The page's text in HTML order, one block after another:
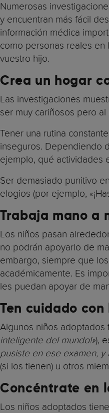
Numerosas
y encuentran más fácil
información médica
como personas reales
vuestro hijo.
Crea un hogar
Las investigaciones
ser muy cariñosos pero
Tener una rutina
inseguros. Dependiendo
ejemplo, qué actividades
Ser demasiado punitivo
elogios (por ejemplo,
Trabaja mano a
Los niños pasan
no podrán apoyarlo de
embargo, siempre que
académicamente. Es
les puedan apoyar de
Ten cuidado
Algunos niños adoptados
inteligente del mundo!»),
pusiste en ese examen, y
(si los tienen) u otros
Concéntrate en
Los niños adoptados